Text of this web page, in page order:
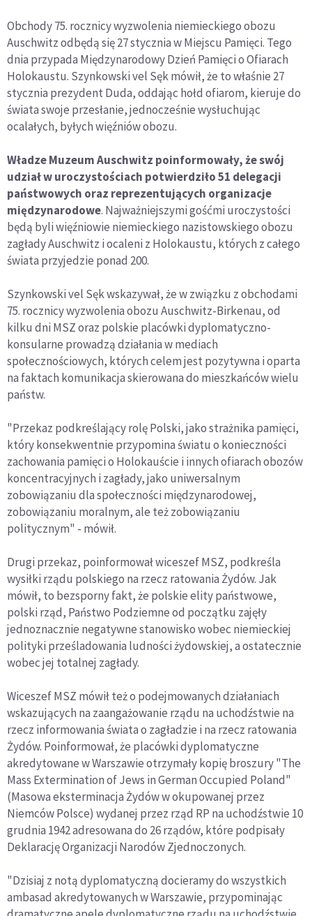
Obchody 75. rocznicy wyzwolenia niemieckiego obozu
Auschwitz odbędą się 27 stycznia w Miejscu Pamięci. Tego
dnia przypada Międzynarodowy Dzień Pamięci o Ofiarach
Holokaustu. Szynkowski vel Sęk mówił, że to właśnie 27
stycznia prezydent Duda, oddając hołd ofiarom, kieruje do
świata swoje przesłanie, jednocześnie wysłuchując
ocalałych, byłych więźniów obozu.
Władze Muzeum Auschwitz poinformowały, że swój
udział w uroczystościach potwierdziło 51 delegacji
państwowych oraz reprezentujących organizacje
międzynarodowe. Najważniejszymi gośćmi uroczystości
będą byli więźniowie niemieckiego nazistowskiego obozu
zagłady Auschwitz i ocaleni z Holokaustu, których z całego
świata przyjedzie ponad 200.
Szynkowski vel Sęk wskazywał, że w związku z obchodami
75. rocznicy wyzwolenia obozu Auschwitz-Birkenau, od
kilku dni MSZ oraz polskie placówki dyplomatyczno-
konsularne prowadzą działania w mediach
społecznościowych, których celem jest pozytywna i oparta
na faktach komunikacja skierowana do mieszkańców wielu
państw.
"Przekaz podkreślający rolę Polski, jako strażnika pamięci,
który konsekwentnie przypomina światu o konieczności
zachowania pamięci o Holokauście i innych ofiarach obozów
koncentracyjnych i zagłady, jako uniwersalnym
zobowiązaniu dla społeczności międzynarodowej,
zobowiązaniu moralnym, ale też zobowiązaniu
politycznym" - mówił.
Drugi przekaz, poinformował wiceszef MSZ, podkreśla
wysiłki rządu polskiego na rzecz ratowania Żydów. Jak
mówił, to bezsporny fakt, że polskie elity państwowe,
polski rząd, Państwo Podziemne od początku zajęły
jednoznacznie negatywne stanowisko wobec niemieckiej
polityki prześladowania ludności żydowskiej, a ostatecznie
wobec jej totalnej zagłady.
Wiceszef MSZ mówił też o podejmowanych działaniach
wskazujących na zaangażowanie rządu na uchodźstwie na
rzecz informowania świata o zagładzie i na rzecz ratowania
Żydów. Poinformował, że placówki dyplomatyczne
akredytowane w Warszawie otrzymały kopię broszury "The
Mass Extermination of Jews in German Occupied Poland"
(Masowa eksterminacja Żydów w okupowanej przez
Niemców Polsce) wydanej przez rząd RP na uchodźstwie 10
grudnia 1942 adresowana do 26 rządów, które podpisały
Deklarację Organizacji Narodów Zjednoczonych.
"Dzisiaj z notą dyplomatyczną docieramy do wszystkich
ambasad akredytowanych w Warszawie, przypominając